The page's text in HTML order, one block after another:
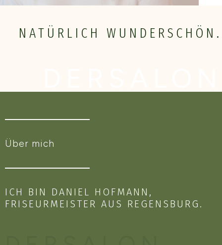
NATÜRLICH WUNDERSCHÖN.
Über mich
ICH BIN DANIEL HOFMANN,
FRISEURMEISTER AUS REGENSBURG.